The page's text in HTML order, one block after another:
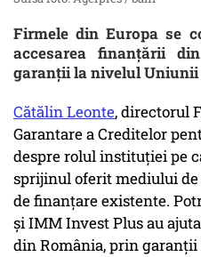
Firmele din Europa se
accesarea finanțării
garanții la nivelul Uniunii
Cătălin Leonte, directorul
Garantare a Creditelor
despre rolul instituției pe
sprijinul oferit mediului
de finanțare existente.
și IMM Invest Plus au
din România, prin